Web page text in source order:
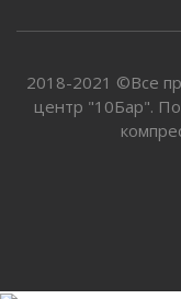
2018-2021 ©Все
центр "10Бар".